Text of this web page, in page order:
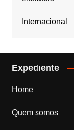
Internacional
Expediente
Home
Quem somos